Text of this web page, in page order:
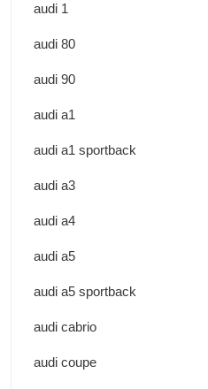
audi 1
audi 80
audi 90
audi a1
audi a1 sportback
audi a3
audi a4
audi a5
audi a5 sportback
audi cabrio
audi coupe